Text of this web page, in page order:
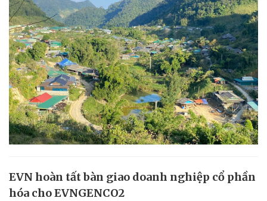
EVN hoàn tất bàn giao doanh nghiệp cổ phần
hóa cho EVNGENCO2